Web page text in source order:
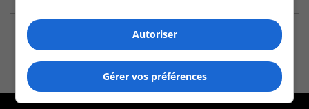
Autoriser
Gérer vos préférences